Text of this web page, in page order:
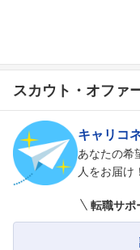
スカウト・オファ
キャリコ
あなたの希
人をお届け！
転職サポ